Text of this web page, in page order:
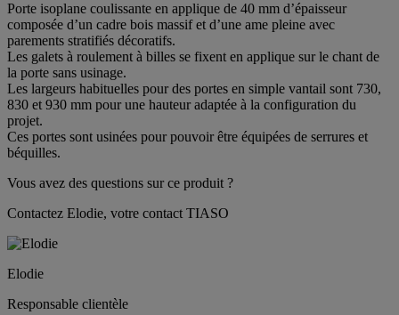
Porte isoplane coulissante en applique de 40 mm d’épaisseur
composée d’un cadre bois massif et d’une ame pleine avec
parements stratifiés décoratifs.
Les galets à roulement à billes se fixent en applique sur le chant de
la porte sans usinage.
Les largeurs habituelles pour des portes en simple vantail sont 730,
830 et 930 mm pour une hauteur adaptée à la configuration du
projet.
Ces portes sont usinées pour pouvoir être équipées de serrures et
béquilles.
Vous avez des questions sur ce produit ?
Contactez Elodie, votre contact TIASO
Elodie
Responsable clientèle